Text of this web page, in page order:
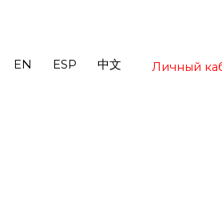
EN ESP 中文 Личный